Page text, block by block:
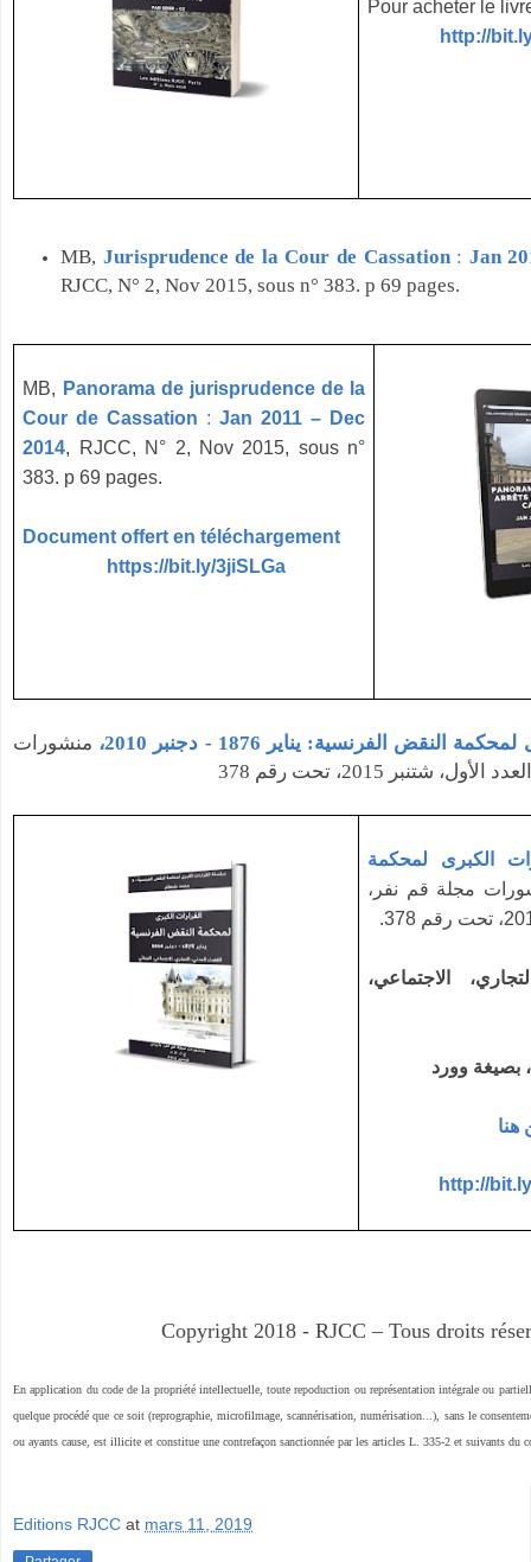
Pour acheter le
http://
MB, Jurisprudence de la Cour de Cassation: Jan
RJCC, N° 2, Nov 2015, sous n° 383. p 69 pages.
MB, Panorama de jurisprudence de la
Cour de Cassation :Jan 2011 – Dec
2014, RJCC, N° 2, Nov 2015, sous n°
383. p 69 pages.
Document offert en téléchargement
https://bit.ly/3jiSLGa
النقض الفرنسية: يناير 1876 - دجنبر 2010،
منشورات
شتنبر 2015، تحت رقم 378
الكبرى لمحكمة
مجلة قم نفر،
الاجتماعي،
هنا
http://
Copyright 2018 - RJCC – Tous droits
En application du code de la propriété intellectuelle, toute repoduction ou représentation intégrale ou
quelque procédé que ce soit (reprographie, microfilmage, scannérisation, numérisation...), sans le
ou ayants cause, est illicite et constitue une contrefaçon sanctionnée par les articles L. 335-2 et suivants du
Editions RJCC at mars 11, 2019